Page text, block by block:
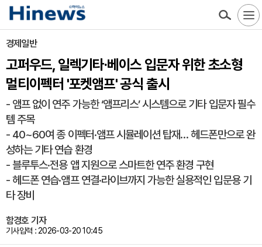
경제일반
고퍼우드, 일렉기타·베이스 입문자 위한 초소형
멀티이펙터 '포켓앰프' 공식 출시
- 앰프 없이 연주 가능한 ‘앰프리스’ 시스템으로 기타 입문자 필수
템 주목
- 40~60여 종 이펙터·앰프 시뮬레이션 탑재… 헤드폰만으로 완
성하는 기타 연습 환경
- 블루투스·전용 앱 지원으로 스마트한 연주 환경 구현
- 헤드폰 연습·앰프 연결·라이브까지 가능한 실용적인 입문용 기
타 장비
함경호 기자
기사입력 : 2026-03-20 10:45